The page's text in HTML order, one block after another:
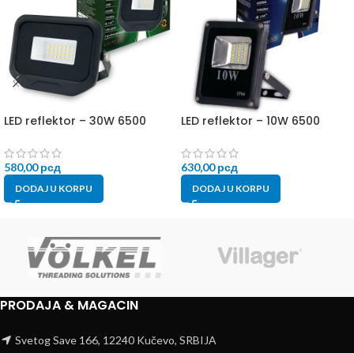
LED reflektor – 30W 6500
580,00рсд
DODAJ U KORPU
LED reflektor – 10W 6500
630,00рсд
DODAJ U KORPU
PRODAJA & MAGACIN
Svetog Save 166, 12240 Kučevo, SRBIJA